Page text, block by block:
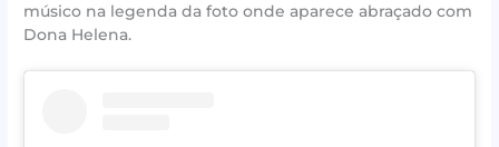
músico na legenda da foto onde aparece abraçado com
Dona Helena.